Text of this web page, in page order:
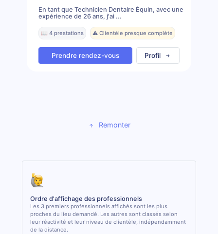
En tant que Technicien Dentaire Équin, avec une
expérience de 26 ans, j'ai ...
📖 4 prestations ⚠️ Clientèle presque complète
Prendre rendez-vous Profil
Remonter
Ordre d'affichage des professionnels
Les 3 premiers professionnels affichés sont les plus
proches du lieu demandé. Les autres sont classés selon
leur réactivité et leur niveau de clientèle, indépendamment
de la distance.